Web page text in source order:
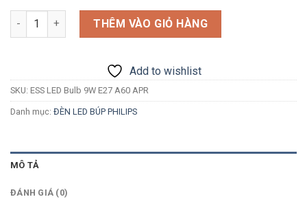
Số lượng THÊM VÀO GIỎ HÀNG
Add to wishlist
SKU: ESS LED Bulb 9W E27 A60 APR
Danh mục: ĐÈN LED BÚP PHILIPS
MÔ TẢ
ĐÁNH GIÁ (0)